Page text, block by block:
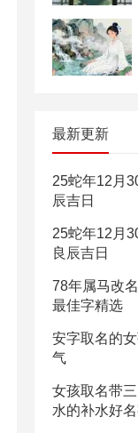
最新更新
25蛇年12月
辰吉日
25蛇年12月
良辰吉日
78年属马改
最佳字精选
安字取名的
气
女孩取名带
水的补水好